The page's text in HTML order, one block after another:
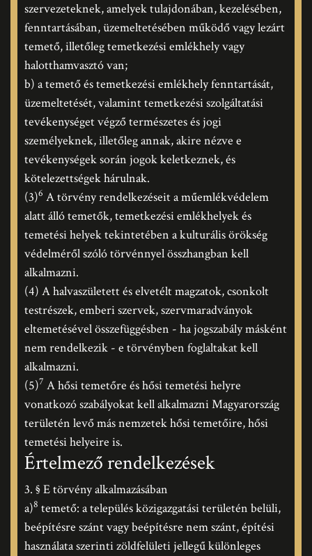
szervezeteknek, amelyek tulajdonában, kezelésében,
fenntartásában, üzemeltetésében működő vagy lezárt
temető, illetőleg temetkezési emlékhely vagy
halotthamvasztó van;
b) a temető és temetkezési emlékhely fenntartását,
üzemeltetését, valamint temetkezési szolgáltatási
tevékenységet végző természetes és jogi
személyeknek, illetőleg annak, akire nézve e
tevékenységek során jogok keletkeznek, és
kötelezettségek hárulnak.
(3)6 A törvény rendelkezéseit a műemlékvédelem
alatt álló temetők, temetkezési emlékhelyek és
temetési helyek tekintetében a kulturális örökség
védelméről szóló törvénnyel összhangban kell
alkalmazni.
(4) A halvaszületett és elvetélt magzatok, csonkolt
testrészek, emberi szervek, szervmaradványok
eltemetésével összefüggésben - ha jogszabály másként
nem rendelkezik - e törvényben foglaltakat kell
alkalmazni.
(5)7 A hősi temetőre és hősi temetési helyre
vonatkozó szabályokat kell alkalmazni Magyarország
területén levő más nemzetek hősi temetőire, hősi
temetési helyeire is.
Értelmező rendelkezések
3. § E törvény alkalmazásában
a)8 temető: a település közigazgatási területén belüli,
beépítésre szánt vagy beépítésre nem szánt, építési
használata szerinti zöldfelületi jellegű különleges